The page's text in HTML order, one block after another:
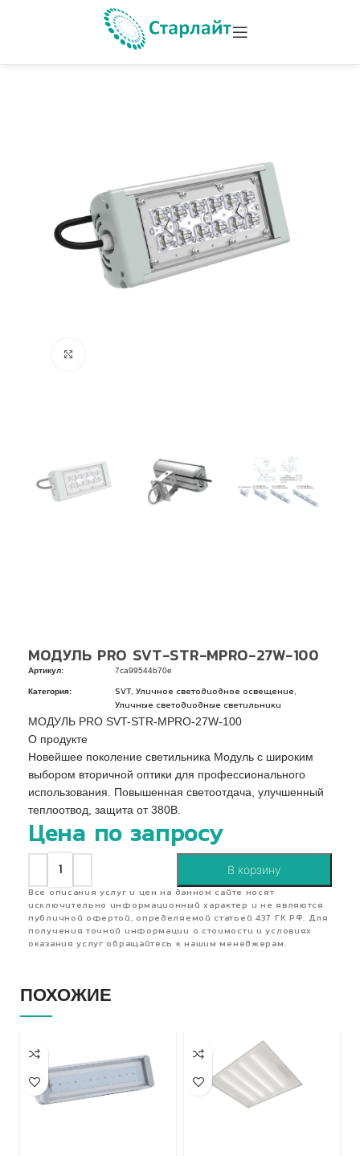
МОДУЛЬ PRO SVT-STR-MPRO-27W-100
Артикул: 7ca99544b70e
Категория: SVT, Уличное светодиодное освещение
Уличные светодиодные светильники
МОДУЛЬ PRO SVT-STR-MPRO-27W-100
О продукте
Новейшее поколение светильника Модуль с широким
выбором вторичной оптики для профессионального
использования. Повышенная светоотдача, улучшенный
теплоотвод, защита от 380В.
Цена по запросу
В корзину
Все описания услуг и цен на данном сайте носят
исключительно информационный характер и не являются
публичной офертой, определяемой статьей 437 ГК РФ. Для
получения точной информации о стоимости и условиях
оказания услуг обращайтесь к нашим менеджерам.
ПОХОЖИЕ